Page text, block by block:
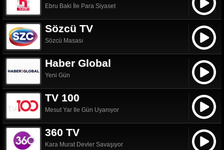
Ebru Baki İle Para Siyaset
Sözcü TV
Sözcü Masası
Haber Global
Yeni Gün
TV 100
Mesut Yar Ile Gün Uyanıyor
360 TV
Kara Murat Devler Savaşıyor